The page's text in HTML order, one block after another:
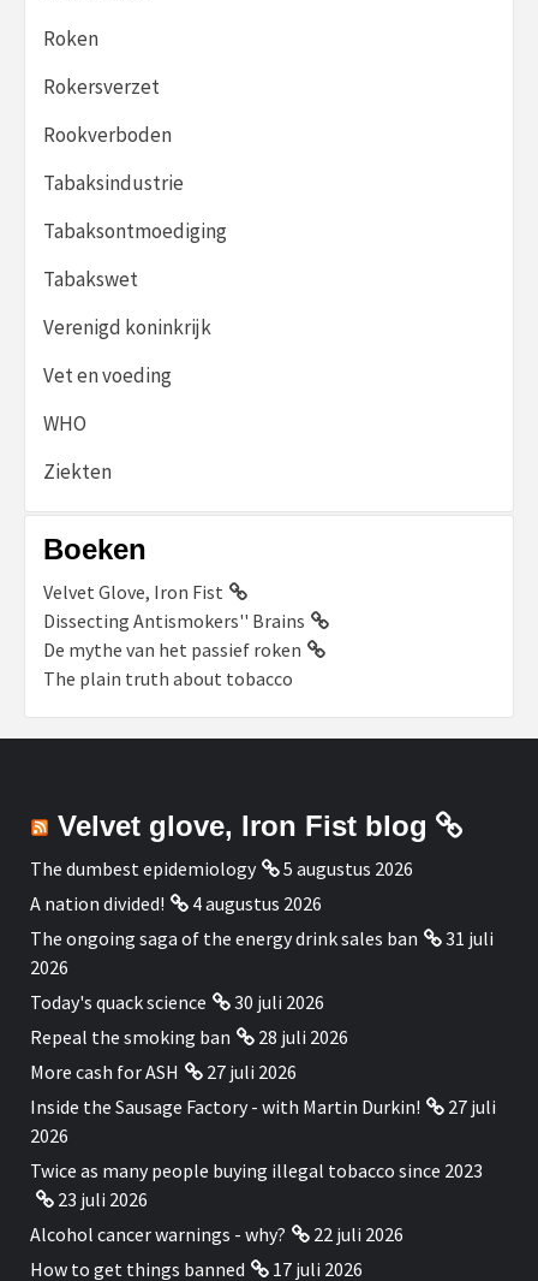
Roken
Rokersverzet
Rookverboden
Tabaksindustrie
Tabaksontmoediging
Tabakswet
Verenigd koninkrijk
Vet en voeding
WHO
Ziekten
Boeken
Velvet Glove, Iron Fist
Dissecting Antismokers'' Brains
De mythe van het passief roken
The plain truth about tobacco
Velvet glove, Iron Fist blog
The dumbest epidemiology
5 augustus 2026
A nation divided!
4 augustus 2026
The ongoing saga of the energy drink sales ban
31 juli
2026
Today's quack science
30 juli 2026
Repeal the smoking ban
28 juli 2026
More cash for ASH
27 juli 2026
Inside the Sausage Factory - with Martin Durkin!
27 juli
2026
Twice as many people buying illegal tobacco since 2023
23 juli 2026
Alcohol cancer warnings - why?
22 juli 2026
How to get things banned
17 juli 2026